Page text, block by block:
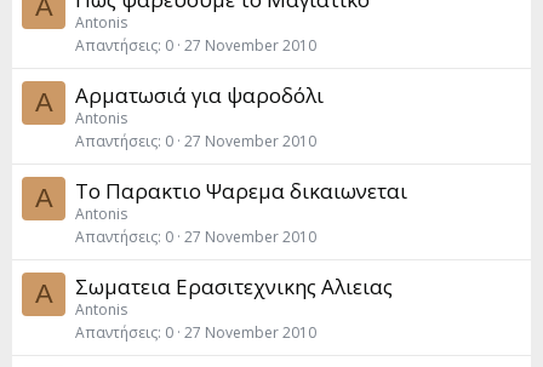
A
Antonis
Απαντήσεις 0 27 November 2010
A Αρματωσιά για ψαροδόλι
Antonis
Απαντήσεις 0 27 November 2010
A Το Παρακτιο Ψαρεμα δικαιωνεται
Antonis
Απαντήσεις 0 27 November 2010
A Σωματεια Ερασιτεχνικης Αλιειας
Antonis
Απαντήσεις 0 27 November 2010